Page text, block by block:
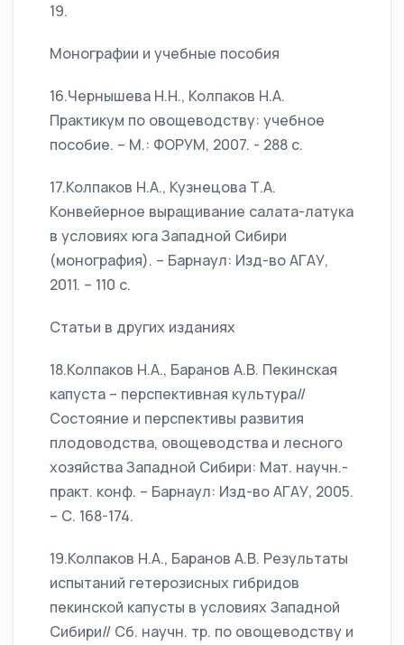
19.
Монографии и учебные пособия
16.Чернышева Н.Н., Колпаков Н.А.
Практикум по овощеводству: учебное
пособие. – М.: ФОРУМ, 2007. - 288 с.
17.Колпаков Н.А., Кузнецова Т.А.
Конвейерное выращивание салата-латука
в условиях юга Западной Сибири
(монография). – Барнаул: Изд-во АГАУ,
2011. – 110 с.
Статьи в других изданиях
18.Колпаков Н.А., Баранов А.В. Пекинская
капуста – перспективная культура//
Состояние и перспективы развития
плодоводства, овощеводства и лесного
хозяйства Западной Сибири: Мат. научн.-
практ. конф. – Барнаул: Изд-во АГАУ, 2005.
– С. 168-174.
19.Колпаков Н.А., Баранов А.В. Результаты
испытаний гетерозисных гибридов
пекинской капусты в условиях Западной
Сибири// Сб. научн. тр. по овощеводству и